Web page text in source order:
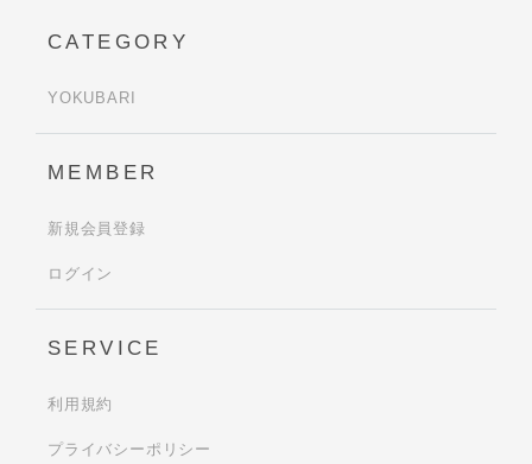
CATEGORY
YOKUBARI
MEMBER
新規会員登録
ログイン
SERVICE
利用規約
プライバシーポリシー